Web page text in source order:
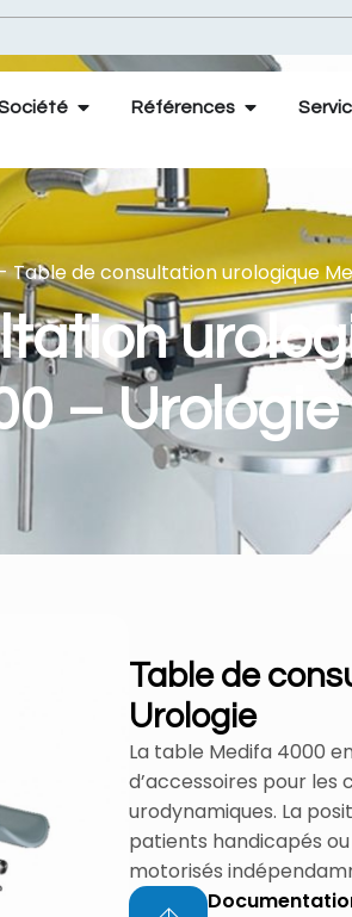
Références
Table de consultation urologique
– Urologie
Table de
Urologie
La table Medifa 4000
d’accessoires pour les
urodynamiques. La
patients handicapés
motorisés